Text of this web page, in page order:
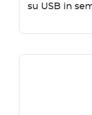
su USB in